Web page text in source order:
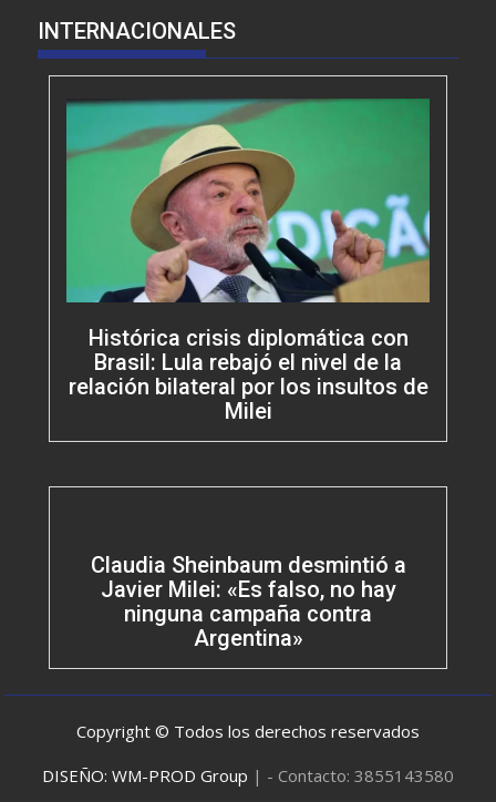
INTERNACIONALES
Histórica crisis diplomática con
Brasil: Lula rebajó el nivel de la
relación bilateral por los insultos de
Milei
Claudia Sheinbaum desmintió a
Javier Milei: «Es falso, no hay
ninguna campaña contra
Argentina»
Copyright © Todos los derechos reservados
DISEÑO: WM-PROD Group | - Contacto: 3855143580